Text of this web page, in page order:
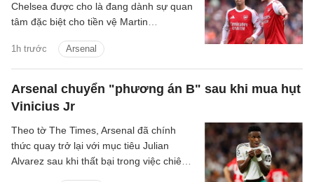
1h trước Arsenal
Chelsea được cho là đang dành sự quan
tâm đặc biệt cho tiền vệ Martin
Arsenal chuyển "phương án B" sau khi mua hụt
Vinicius Jr
Theo tờ The Times, Arsenal đã chính
thức quay trở lại với mục tiêu Julian
Alvarez sau khi thất bại trong việc chiêu